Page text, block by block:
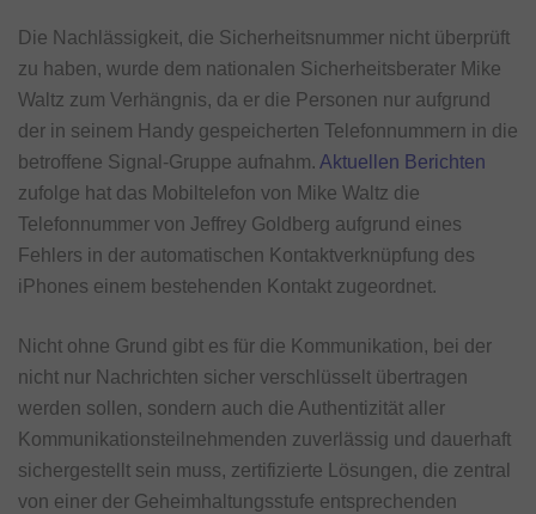
Die Nachlässigkeit, die Sicherheitsnummer nicht überprüft
zu haben, wurde dem nationalen Sicherheitsberater Mike
Waltz zum Verhängnis, da er die Personen nur aufgrund
der in seinem Handy gespeicherten Telefonnummern in die
betroffene Signal-Gruppe aufnahm. Aktuellen Berichten
zufolge hat das Mobiltelefon von Mike Waltz die
Telefonnummer von Jeffrey Goldberg aufgrund eines
Fehlers in der automatischen Kontaktverknüpfung des
iPhones einem bestehenden Kontakt zugeordnet.
Nicht ohne Grund gibt es für die Kommunikation, bei der
nicht nur Nachrichten sicher verschlüsselt übertragen
werden sollen, sondern auch die Authentizität aller
Kommunikationsteilnehmenden zuverlässig und dauerhaft
sichergestellt sein muss, zertifizierte Lösungen, die zentral
von einer der Geheimhaltungsstufe entsprechenden